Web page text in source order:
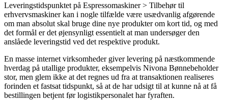
Leveringstidspunktet på Espressomaskiner > Tilbehør til
erhvervsmaskiner kan i nogle tilfælde være usædvanlig afgørende
om man absolut skal bruge dine nye produkter om kort tid, og med
det formål er det øjensynligt essentielt at man undersøger den
anslåede leveringstid ved det respektive produkt.
En masse internet virksomheder giver levering på næstkommende
hverdag på utallige produkter, eksempelvis Nivona Bønnebeholder
stor, men glem ikke at det regnes ud fra at transaktionen realiseres
forinden et fastsat tidspunkt, så at de har udsigt til at kunne nå at få
bestillingen betjent før logistikpersonalet har fyraften.